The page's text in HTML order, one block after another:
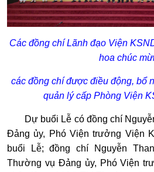
Các đồng chí Lãnh đạo Viện
hoa chúc
các đồng chí được điều động, bổ
quản lý cấp Phòng Viện
Dự buổi Lễ có đồng chí
Đảng ủy, Phó Viện trưởng Viện
buổi Lễ; đồng chí Nguyễn
Thường vụ Đảng ủy, Phó Viện